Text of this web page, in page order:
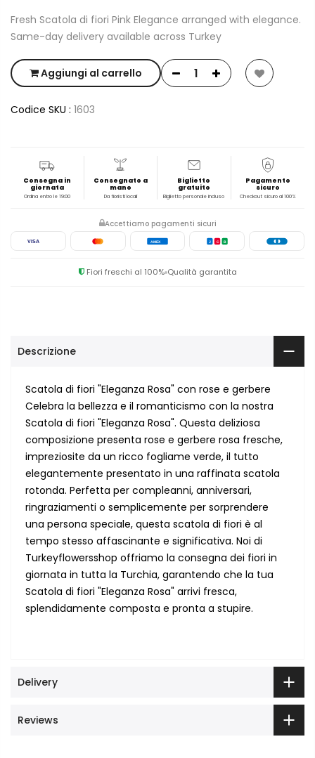
Fresh Scatola di fiori Pink Elegance arranged with elegance.
Same-day delivery available across Turkey
Aggiungi al carrello
Codice SKU : 1603
Consegna in
giornata
Ordina entro le 19:00
Consegnato a
mano
Da fioristi locali
Biglietto
gratuito
Biglietto personale incluso
Pagamento
sicuro
Checkout sicuro al 100%
Accettiamo pagamenti sicuri
VISA AMEX J C B
Fiori freschi al 100% Qualità garantita
Descrizione
Scatola di fiori "Eleganza Rosa" con rose e gerbere
Celebra la bellezza e il romanticismo con la nostra
Scatola di fiori "Eleganza Rosa". Questa deliziosa
composizione presenta rose e gerbere rosa fresche,
impreziosite da un ricco fogliame verde, il tutto
elegantemente presentato in una raffinata scatola
rotonda. Perfetta per compleanni, anniversari,
ringraziamenti o semplicemente per sorprendere
una persona speciale, questa scatola di fiori è al
tempo stesso affascinante e significativa. Noi di
Turkeyflowersshop offriamo la consegna dei fiori in
giornata in tutta la Turchia, garantendo che la tua
Scatola di fiori "Eleganza Rosa" arrivi fresca,
splendidamente composta e pronta a stupire.
Delivery
Reviews